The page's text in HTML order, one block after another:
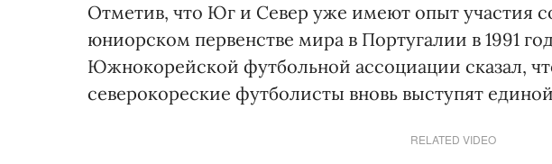
Отметив, что Юг и Север уже имеют опыт участия
юниорском первенстве мира в Португалии в 1991
Южнокорейской футбольной ассоциации сказал,
северокореские футболисты вновь выступят
RELATED VIDEO